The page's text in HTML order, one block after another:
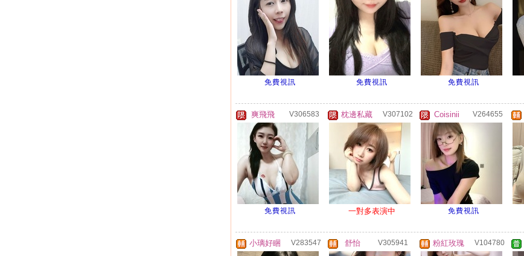
免費視訊 免費視訊 免費視訊
爽飛飛 V306583
免費視訊
枕邊私藏 V307102
一對多表演中
Coisinii V264655
免費視訊
小璃好睏 V283547 舒怡 V305941 粉紅玫瑰 V104780